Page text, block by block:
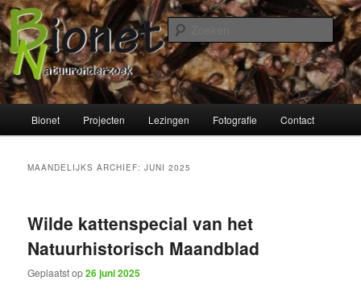
Spring
naar
de
primaire
inhoud
Spring
naar
de
secundaire
inhoudBionet Natuuronderzoek
Bionet Projecten Lezingen Fotografie Contact
MAANDELIJKS ARCHIEF:JUNI 2025
Wilde kattenspecial van het
Natuurhistorisch Maandblad
Geplaatst op26 juni 2025